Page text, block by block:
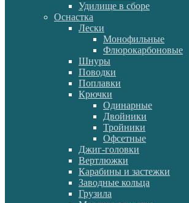
Удилище в сборе
Оснастка
Лески
Монофильные
Флюрокарбоновые
Шнуры
Поводки
Поплавки
Крючки
Одинарные
Двойники
Тройники
Офсетные
Джиг-головки
Вертлюжки
Карабины и застежки
Заводные кольца
Грузила